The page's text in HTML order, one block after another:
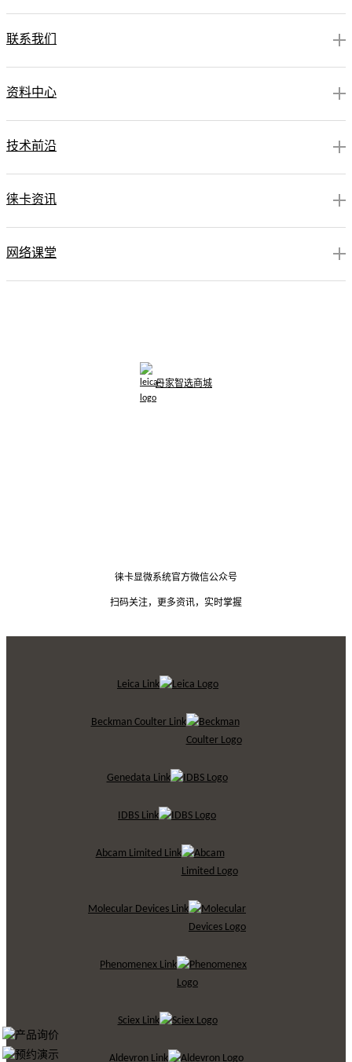
联系我们
资料中心
技术前沿
徕卡资讯
网络课堂
丹家智选商城
徕卡显微系统官方微信公众号
扫码关注，更多资讯，实时掌握
Leica Link
Beckman Coulter Link
Genedata Link
IDBS Link
Abcam Limited Link
Molecular Devices Link
Phenomenex Link
Sciex Link
Aldevron Link